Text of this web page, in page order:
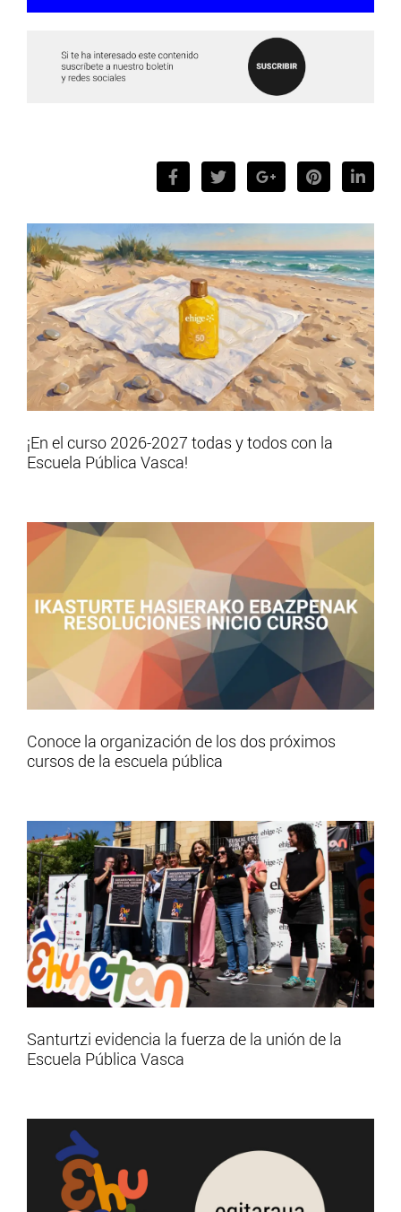
¡En el curso 2026-2027 todas y todos con la
Escuela Pública Vasca!
Conoce la organización de los dos próximos
cursos de la escuela pública
Santurtzi evidencia la fuerza de la unión de la
Escuela Pública Vasca